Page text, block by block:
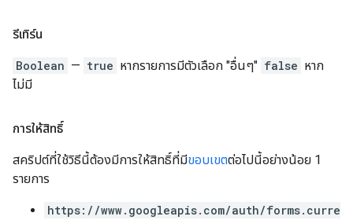
รีเทิร์น
Boolean — true หากรายการมีตัวเลือก "อื่นๆ" false หาก
ไม่มี
การให้สิทธิ์
สคริปต์ที่ใช้วิธีนี้ต้องมีการให้สิทธิ์ที่มีขอบเขตต่อไปนี้อย่างน้อย 1
รายการ
https://www.googleapis.com/auth/forms.curre